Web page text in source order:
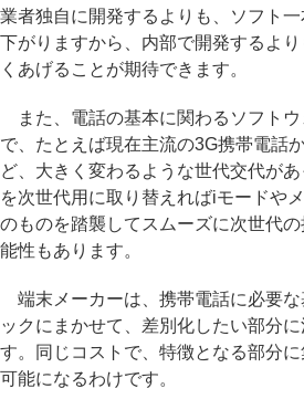
業者独自に開発するよりも、ソフト
下がりますから、内部で開発するよ
くあげることが期待できます。
また、電話の基本に関わるソフト
で、たとえば現在主流の3G携帯電話
ど、大きく変わるような世代交代が
を次世代用に取り替えればiモードや
のものを踏襲してスムーズに次世代
能性もあります。
端末メーカーは、携帯電話に必要
ックにまかせて、差別化したい部分
す。同じコストで、特徴となる部分
可能になるわけです。